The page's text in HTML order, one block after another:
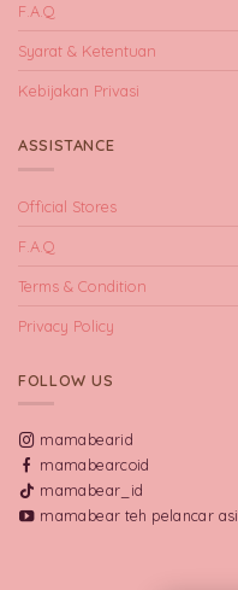
F.A.Q
Syarat & Ketentuan
Kebijakan Privasi
ASSISTANCE
Official Stores
F.A.Q
Terms & Condition
Privacy Policy
FOLLOW US
mamabearid
mamabearcoid
mamabear_id
mamabear teh pelancar asi